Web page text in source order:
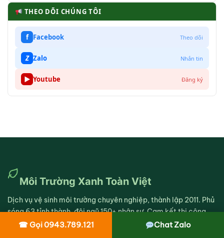
THEO DÕI CHÚNG TÔI
f Facebook Theo dõi
Z Zalo Nhắn tin
▶ Youtube Đăng ký
Môi Trường Xanh Toàn Việt
Dịch vụ vệ sinh môi trường chuyên nghiệp, thành lập 2011. Phủ
sóng 63 tỉnh thành, đội ngũ 150+ nhân sự. Cam kết thi công
sạch sẽ, báo giá rõ ràng, hạn chế tối đa ảnh hưởng đến sinh
☎ Gọi 0943.789.121 Chat Zalo